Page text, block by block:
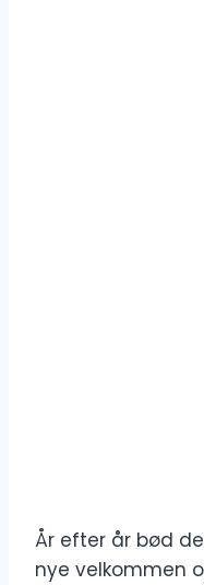
År efter år bød
nye velkommen